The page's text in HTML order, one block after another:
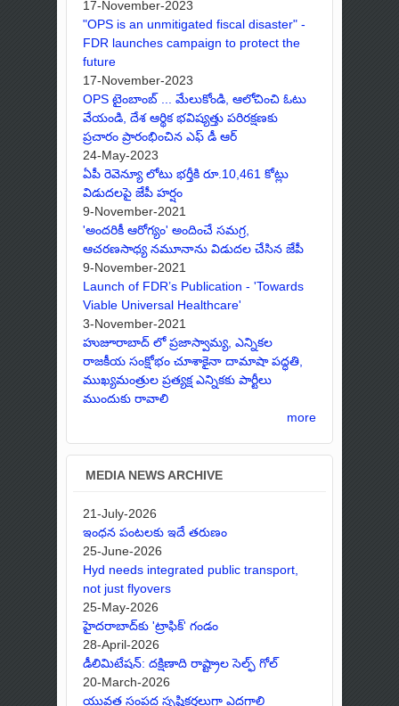
17-November-2023
"OPS is an unmitigated fiscal disaster" -
FDR launches campaign to protect the
future
17-November-2023
OPS టైంబాంబ్ ... మేలుకోండి, ఆలోచించి ఓటు
వేయండి, దేశ ఆర్థిక భవిష్యత్తు పరిరక్షణకు
ప్రచారం ప్రారంభించిన ఎఫ్ డీ ఆర్
24-May-2023
ఏపీ రెవెన్యూ లోటు భర్తీకి రూ.10,461 కోట్లు
విడుదలపై జేపీ హర్షం
9-November-2021
'అందరికీ ఆరోగ్యం' అందించే సమగ్ర,
ఆచరణసాధ్య నమూనాను విడుదల చేసిన జేపీ
9-November-2021
Launch of FDR’s Publication - 'Towards
Viable Universal Healthcare'
3-November-2021
హుజూరాబాద్ లో ప్రజాస్వామ్య, ఎన్నికల
రాజకీయ సంక్షోభం చూశాకైనా దామాషా పద్ధతి,
ముఖ్యమంత్రుల ప్రత్యక్ష ఎన్నికకు పార్టీలు
ముందుకు రావాలి
more
MEDIA NEWS ARCHIVE
21-July-2026
ఇంధన పంటలకు ఇదే తరుణం
25-June-2026
Hyd needs integrated public transport,
not just flyovers
25-May-2026
హైదరాబాద్‌కు 'ట్రాఫిక్' గండం
28-April-2026
డీలిమిటేషన్: దక్షిణాది రాష్ట్రాల సెల్ఫ్ గోల్
20-March-2026
యువత సంపద సృష్టికర్తలుగా ఎదగాలి